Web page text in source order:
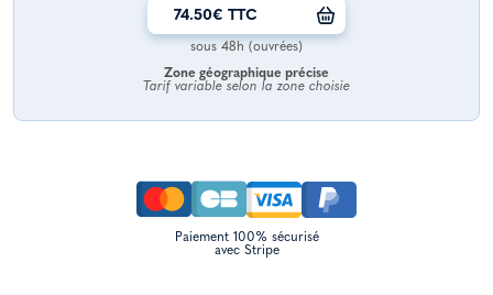
74.50€ TTC
sous 48h (ouvrées)
Zone géographique précise
Tarif variable selon la zone choisie
Paiement 100% sécurisé
avec Stripe